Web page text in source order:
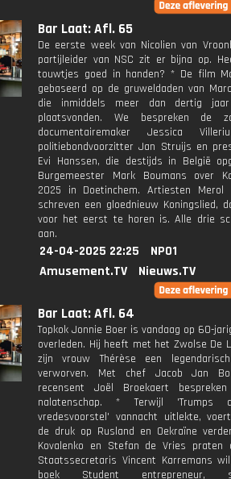
Bar Laat: Afl. 65
De eerste week van Nicolien van
partijleider van NSC zit er bijna op.
touwtjes goed in handen? * De film
gebaseerd op de gruweldaden van
die inmiddels meer dan dertig jaar
plaatsvonden. We bespreken de
documentairemaker Jessica
politiebondvoorzitter Jan Struijs en
Evi Hanssen, die destijds in België
Burgemeester Mark Boumans over
2025 in Doetinchem. Artiesten Merol
schreven een gloednieuw Koningslied,
voor het eerst te horen is. Alle drie
aan.
24-04-2025 22:25
NPO1
Amusement.TV
Nieuws.TV
Bar Laat: Afl. 64
Topkok Jonnie Boer is vandaag op 60-
overleden. Hij heeft met het Zwolse De
zijn vrouw Thérèse een
verworven. Met chef Jacob Jan
recensent Joël Broekaert
nalatenschap. * Terwijl 'Trumps
vredesvoorstel' vannacht uitlekte,
de druk op Rusland en Oekraïne
Kovalenko en Stefan de Vries praten
Staatssecretaris Vincent Karremans
boek Student entrepreneur,